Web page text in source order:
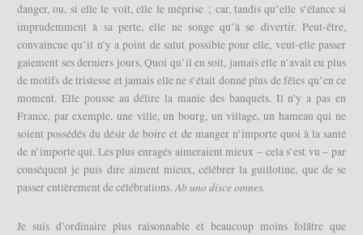
danger, ou, si elle le voit, elle le méprise ; car, tandis qu’elle s’élance si
imprudemment à sa perte, elle ne songe qu’à se divertir. Peut-être,
convaincue qu’il n’y a point de salut possible pour elle, veut-elle passer
gaiement ses derniers jours. Quoi qu’il en soit, jamais elle n’avait eu plus
de motifs de tristesse et jamais elle ne s’était donné plus de fêles qu’en ce
moment. Elle pousse au délire la manie des banquets. Il n’y a pas en
France, par exemple, une ville, un bourg, un village, un hameau qui ne
soient possédés du désir de boire et de manger n’importe quoi à la santé
de n’importe qui. Les plus enragés aimeraient mieux – cela s’est vu – par
conséquent je puis dire aiment mieux, célébrer la guillotine, que de se
passer entièrement de célébrations.Abuno disce omnes.
Je suis d’ordinaire plus raisonnable et beaucoup moins folâtre que